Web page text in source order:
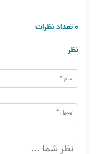
0 تعداد نظرات
نظر